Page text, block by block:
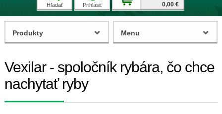
Hľadať Prihlásiť
0,00 €
Vexilar - spoločník rybára, čo chce
nachytať ryby
Produkty Menu